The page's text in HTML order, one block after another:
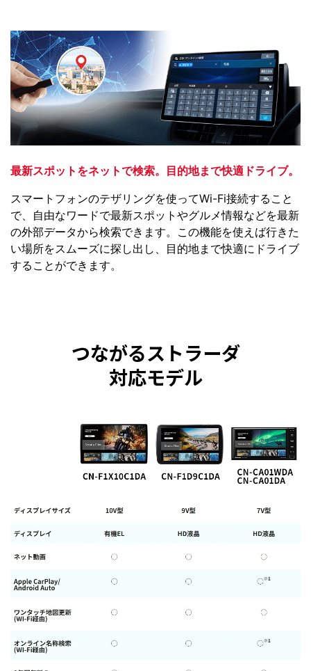
最新スポットをネットで検索。目的地まで快適ドライブ。
スマートフォンのテザリングを使ってWi-Fi接続すること
で、自由なワードで最新スポットやグルメ情報などを最新
の外部データから検索できます。この機能を使えば行きた
い場所をスムーズに探し出し、目的地まで快適にドライブ
することができます。
つながるストラーダ
対応モデル